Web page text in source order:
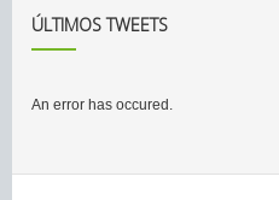
ÚLTIMOS TWEETS
An error has occured.